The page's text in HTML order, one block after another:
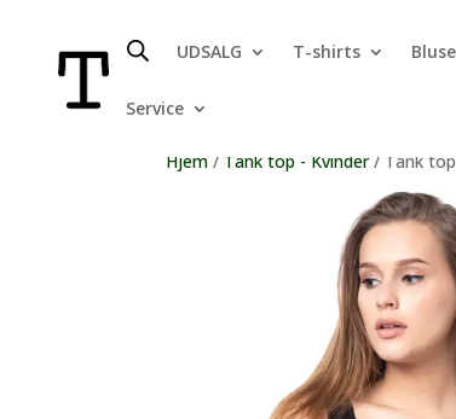
UDSALG T-shirts
Service
Hjem / Tank top - Kvinder/ Tank top